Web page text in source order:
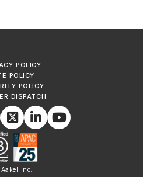
POLICY
POLICY
POLICY
DISPATCH
Inc.